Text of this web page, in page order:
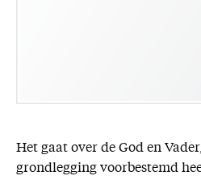
Het gaat over de God en
grondlegging voorbestemd